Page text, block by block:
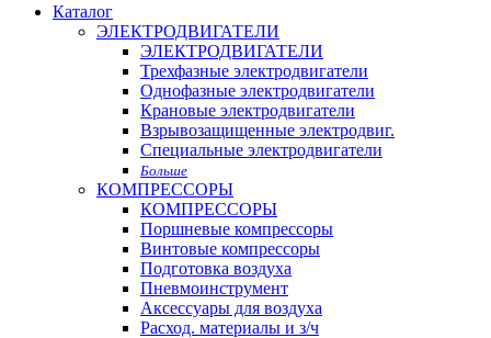
Каталог
ЭЛЕКТРОДВИГАТЕЛИ
ЭЛЕКТРОДВИГАТЕЛИ
Трехфазные электродвигатели
Однофазные электродвигатели
Крановые электродвигатели
Взрывозащищенные электродвиг.
Специальные электродвигатели
Больше
КОМПРЕССОРЫ
КОМПРЕССОРЫ
Поршневые компрессоры
Винтовые компрессоры
Подготовка воздуха
Пневмоинструмент
Аксессуары для воздуха
Расход. материалы и з/ч